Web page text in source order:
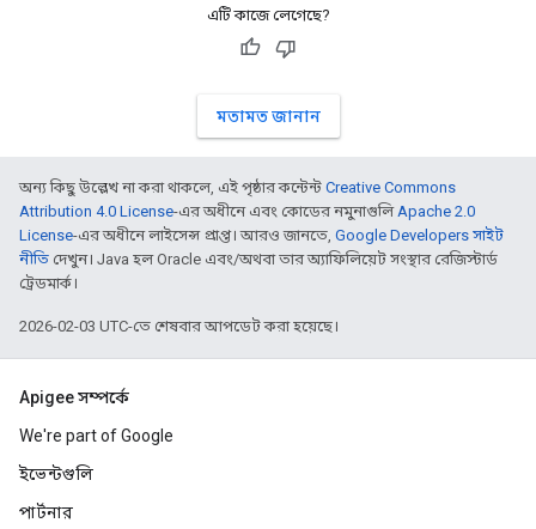
এটি কাজে লেগেছে?
মতামত জানান
অন্য কিছু উল্লেখ না করা থাকলে, এই পৃষ্ঠার কন্টেন্ট Creative Commons
Attribution 4.0 License-এর অধীনে এবং কোডের নমুনাগুলিApache 2.0
License-এর অধীনে লাইসেন্স প্রাপ্ত। আরও জানতে, Google Developers সাইট
নীতি দেখুন। Java হল Oracle এবং/অথবা তার অ্যাফিলিয়েট সংস্থার রেজিস্টার্ড
ট্রেডমার্ক।
2026-02-03 UTC-তে শেষবার আপডেট করা হয়েছে।
Apigee সম্পর্কে
We're part of Google
ইভেন্টগুলি
পার্টনার